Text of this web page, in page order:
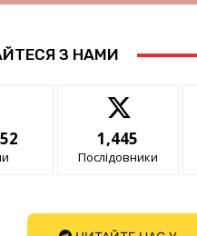
З НАМИ
1,445
Послідовники